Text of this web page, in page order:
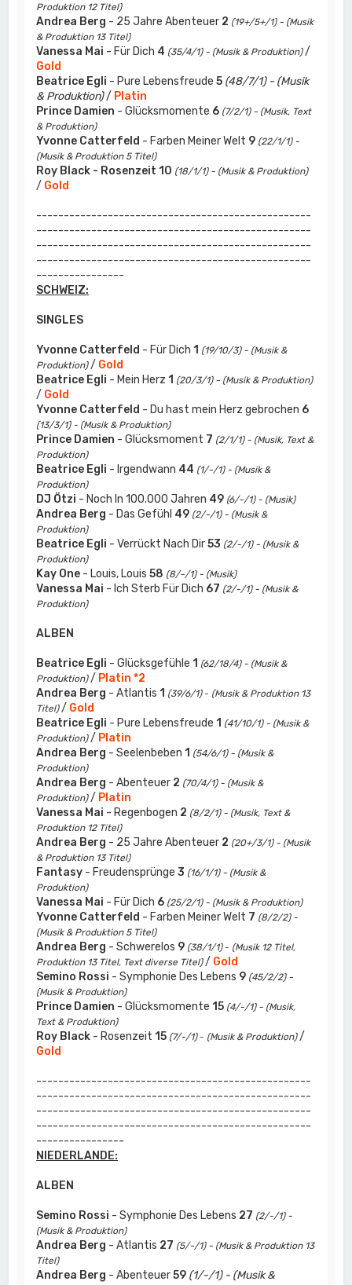
Produktion 12 Titel)
Andrea Berg - 25 Jahre Abenteuer 2 (19+/5+/1) - (Musik
& Produktion 13 Titel)
Vanessa Mai - Für Dich 4 (35/4/1) - (Musik & Produktion)/
Gold
Beatrice Egli - Pure Lebensfreude5 (48/7/1) - (Musik
& Produktion)/ Platin
Prince Damien - Glücksmomente 6 (7/2/1) - (Musik, Text
& Produktion)
Yvonne Catterfeld - Farben Meiner Welt 9 (22/1/1) -
(Musik & Produktion 5 Titel)
Roy Black - Rosenzeit 10 (18/1/1) - (Musik & Produktion)
/ Gold
--------------------------------------------------
--------------------------------------------------
--------------------------------------------------
--------------------------------------------------
----------------
SCHWEIZ:
SINGLES
Yvonne Catterfeld - Für Dich 1 (19/10/3) - (Musik &
Produktion)/ Gold
Beatrice Egli - Mein Herz 1 (20/3/1) - (Musik & Produktion)
/ Gold
Yvonne Catterfeld - Du hast mein Herz gebrochen 6
(13/3/1) - (Musik & Produktion)
Prince Damien - Glücksmoment 7 (2/1/1) - (Musik, Text &
Produktion)
Beatrice Egli - Irgendwann 44 (1/-/1) - (Musik &
Produktion)
DJ Ötzi - Noch In 100.000 Jahren 49 (6/-/1) - (Musik)
Andrea Berg - Das Gefühl 49 (2/-/1) - (Musik &
Produktion)
Beatrice Egli - Verrückt Nach Dir53 (2/-/1) - (Musik &
Produktion)
Kay One - Louis, Louis58 (8/-/1) - (Musik)
Vanessa Mai - Ich Sterb Für Dich 67 (2/-/1) - (Musik &
Produktion)
ALBEN
Beatrice Egli - Glücksgefühle 1 (62/18/4) - (Musik &
Produktion)/ Platin *2
Andrea Berg - Atlantis 1 (39/6/1)- (Musik & Produktion 13
Titel)/ Gold
Beatrice Egli - Pure Lebensfreude 1 (41/10/1) - (Musik &
Produktion)/ Platin
Andrea Berg - Seelenbeben 1 (54/6/1) - (Musik &
Produktion)
Andrea Berg - Abenteuer 2 (70/4/1) - (Musik &
Produktion)/ Platin
Vanessa Mai - Regenbogen 2 (8/2/1) - (Musik, Text &
Produktion 12 Titel)
Andrea Berg - 25 Jahre Abenteuer 2 (20+/3/1) - (Musik
& Produktion 13 Titel)
Fantasy - Freudensprünge3 (16/1/1) - (Musik &
Produktion)
Vanessa Mai - Für Dich 6 (25/2/1) - (Musik & Produktion)
Yvonne Catterfeld - Farben Meiner Welt 7 (8/2/2) -
(Musik & Produktion 5 Titel)
Andrea Berg - Schwerelos 9 (38/1/1)- (Musik 12 Titel,
Produktion 13 Titel, Text diverse Titel)/ Gold
Semino Rossi - Symphonie Des Lebens 9 (45/2/2) -
(Musik & Produktion)
Prince Damien - Glücksmomente 15 (4/-/1) - (Musik,
Text & Produktion)
Roy Black - Rosenzeit 15 (7/-/1)- (Musik & Produktion)/
Gold
--------------------------------------------------
--------------------------------------------------
--------------------------------------------------
--------------------------------------------------
----------------
NIEDERLANDE:
ALBEN
Semino Rossi - Symphonie Des Lebens 27 (2/-/1) -
(Musik & Produktion)
Andrea Berg - Atlantis 27 (5/-/1) - (Musik & Produktion 13
Titel)
Andrea Berg - Abenteuer59 (1/-/1) - (Musik &